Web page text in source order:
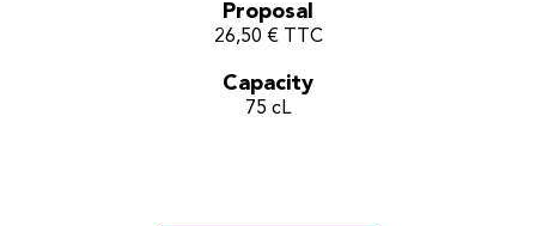
Proposal
26,50 € TTC
Capacity
75 cL